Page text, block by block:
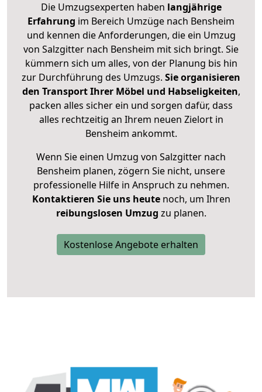
Die Umzugsexperten haben langjährige
Erfahrung im Bereich Umzüge nach Bensheim
und kennen die Anforderungen, die ein Umzug
von Salzgitter nach Bensheim mit sich bringt. Sie
kümmern sich um alles, von der Planung bis hin
zur Durchführung des Umzugs. Sie organisieren
den Transport Ihrer Möbel und Habseligkeiten,
packen alles sicher ein und sorgen dafür, dass
alles rechtzeitig an Ihrem neuen Zielort in
Bensheim ankommt.
Wenn Sie einen Umzug von Salzgitter nach
Bensheim planen, zögern Sie nicht, unsere
professionelle Hilfe in Anspruch zu nehmen.
Kontaktieren Sie uns heutenoch, um Ihren
reibungslosen Umzug zu planen.
Kostenlose Angebote erhalten